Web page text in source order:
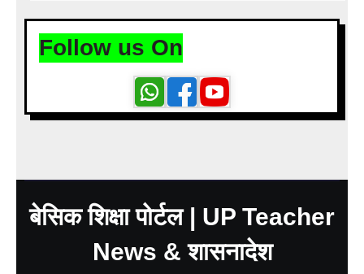
Follow us On
बेसिक शिक्षा पोर्टल | UP Teacher
News & शासनादेश